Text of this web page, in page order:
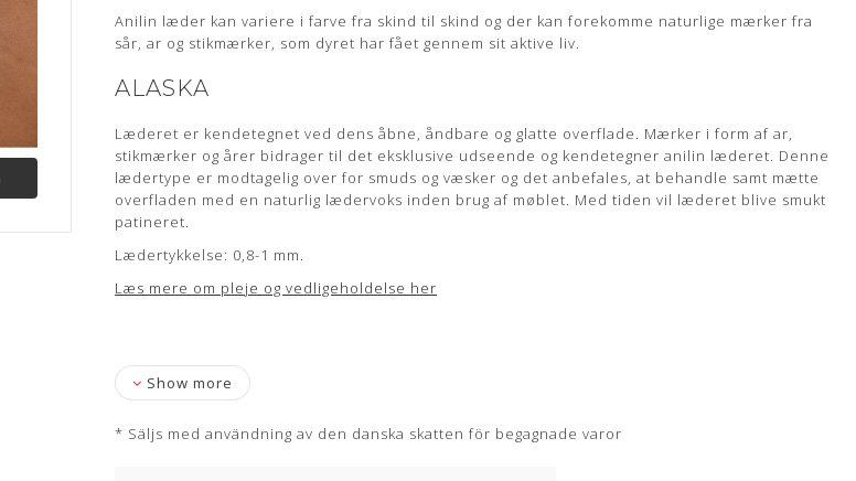
lædertype er modtagelig over for smuds og væsker og det anbefales, at behandle samt mætte
overfladen med en naturlig lædervoks inden brug af møblet. Med tiden vil læderet blive smukt
Lædertykkelse: 0,8-1 mm.
Læs mere om pleje og vedligeholdelse her
Anilin læder kan variere i farve fra skind til skind og der kan forekomme naturlige mærker fra
sår, ar og stikmærker, som dyret har fået gennem sit aktive liv.
ALASKA
Læderet er kendetegnet ved dens åbne, åndbare og glatte overflade. Mærker i form af ar,
stikmærker og årer bidrager til det eksklusive udseende og kendetegner anilin læderet. Denne
lædertype er modtagelig over for smuds og væsker og det anbefales, at behandle samt mætte
overfladen med en naturlig lædervoks inden brug af møblet. Med tiden vil læderet blive smukt
patineret.
Lædertykkelse: 0,8-1 mm.
Læs mere om pleje og vedligeholdelse her
Show more
* Säljs med användning av den danska skatten för begagnade varor